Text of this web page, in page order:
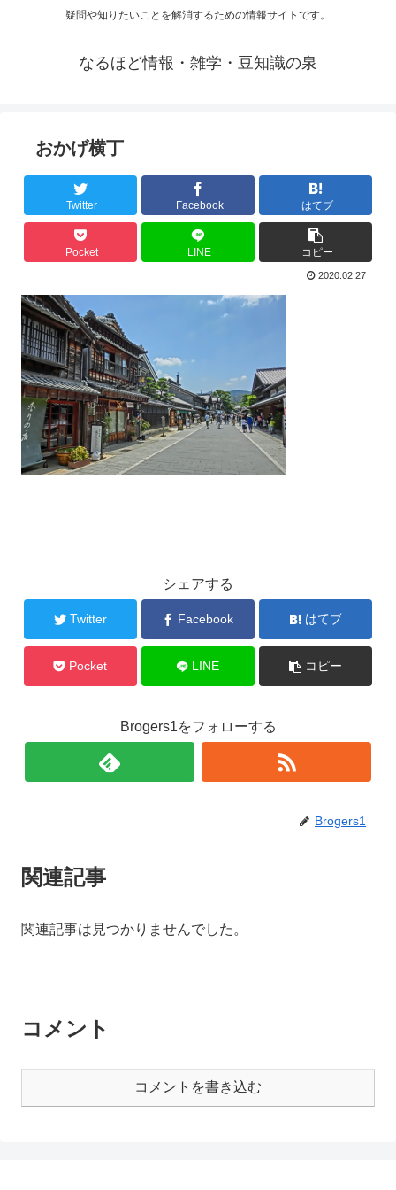
疑問や知りたいことを解消するための情報サイトです。
なるほど情報・雑学・豆知識の泉
おかげ横丁
Twitter Facebook はてブ
Pocket LINE コピー
2020.02.27
シェアする
Twitter Facebook はてブ
Pocket LINE コピー
Brogers1をフォローする
Brogers1
関連記事
関連記事は見つかりませんでした。
コメント
コメントを書き込む